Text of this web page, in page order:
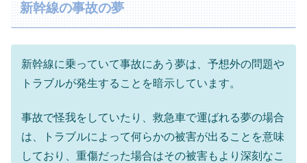
新幹線の事故の夢
新幹線に乗っていて事故にあう夢は、予想外の問題や
トラブルが発生することを暗示しています。
事故で怪我をしていたり、救急車で運ばれる夢の場合
は、トラブルによって何らかの被害が出ることを意味
しており、重傷だった場合はその被害もより深刻なこ